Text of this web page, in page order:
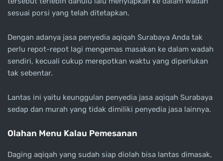
sesuai porsi yang telah ditetapkan.
Dengan adanya jasa penyedia aqiqah Surabaya Anda tak
perlu repot-repot lagi mengemas masakan ke dalam wadah
sendiri, kecuali cukup merepotkan waktu yang diperlukan
tak sebentar.
Lantas ini yaitu keunggulan penyedia jasa aqiqah Surabaya
sedap dan murah yang tidak dimiliki penyedia jasa lainnya.
Olahan Menu Kalau Pemesanan
Daging aqiqah yang sudah siap diolah bisa lantas dimasak,